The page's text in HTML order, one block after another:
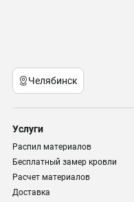
Челябинск
Услуги
Распил материалов
Бесплатный замер кровли
Расчет материалов
Доставка